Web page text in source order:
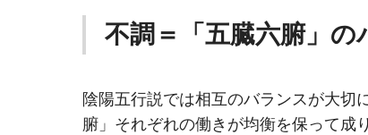
不調＝「五臓六腑」
陰陽五行説では相互のバランスが大切
腑」それぞれの働きが均衡を保って成